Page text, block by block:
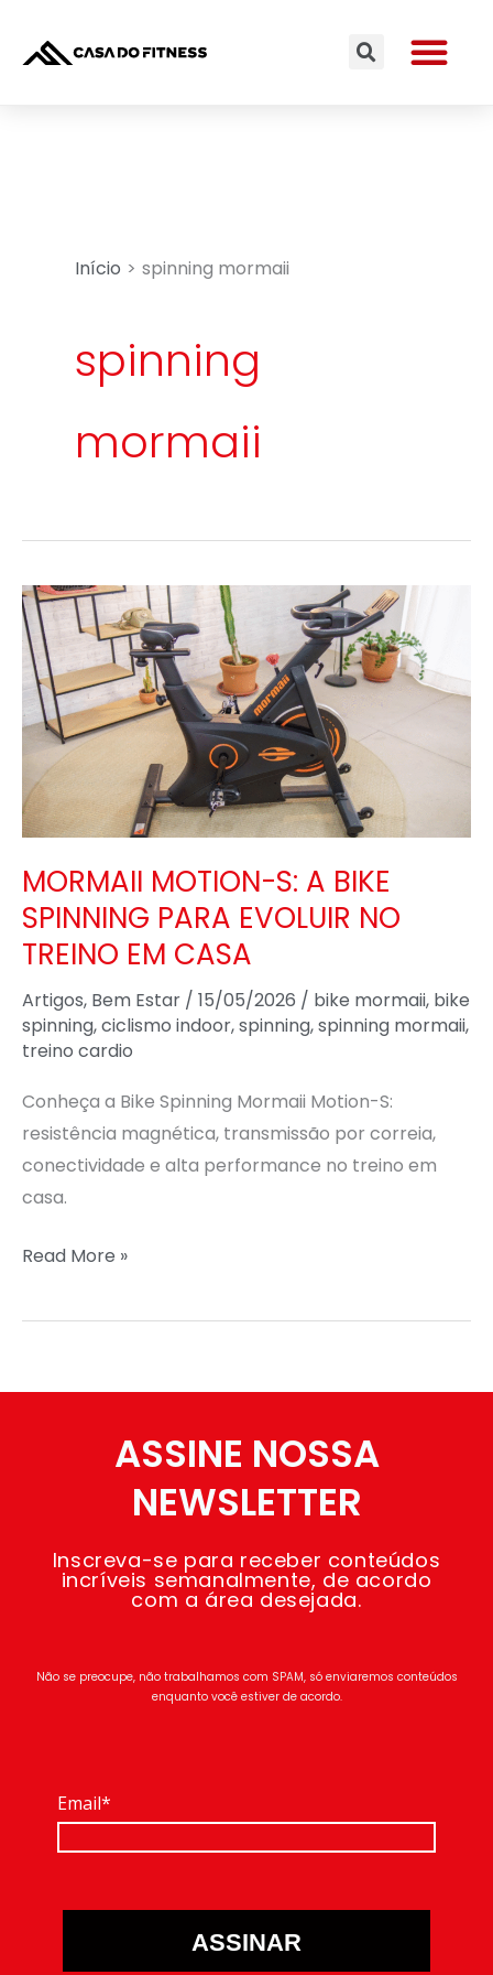
para
Search
Início spinning mormaii
spinning
mormaii
MORMAII MOTION-S: A BIKE
SPINNING PARA EVOLUIR NO
TREINO EM CASA
Artigos, Bem Estar / 15/05/2026 / bike mormaii, bike
spinning,ciclismo indoor,spinning,spinning mormaii,
treino cardio
Conheça a Bike Spinning Mormaii Motion-S:
resistência magnética, transmissão por correia,
conectividade e alta performance no treino em
casa.
MORMAII
MOTION-
S:
A
BIKE
SPINNING
PARA
EVOLUIR
TREINO
EM
CASA
Read More »
ASSINE NOSSA
NEWSLETTER
Inscreva-se para receber conteúdos
incríveis semanalmente, de acordo
com a área desejada.
Não se preocupe, não trabalhamos com SPAM, só enviaremos conteúdos
enquanto você estiver de acordo.
Email*
ASSINAR